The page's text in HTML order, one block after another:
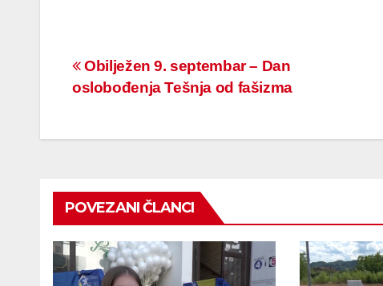
Navigacija
članaka
Obilježen 9. septembar – Dan
oslobođenja Tešnja od fašizma
POVEZANI ČLANCI